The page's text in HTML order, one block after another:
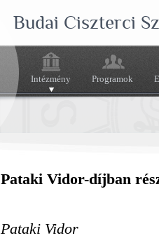
Budai Ciszterci
Intézmény Programok
Pataki Vidor-díjban
Pataki Vidor